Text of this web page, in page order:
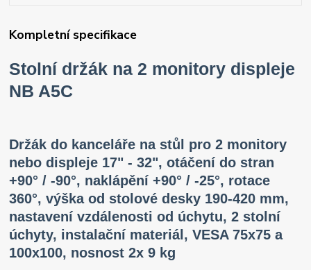
Kompletní specifikace
Stolní držák na 2 monitory displeje
NB A5C
Držák do kanceláře na stůl pro 2 monitory
nebo displeje 17" - 32", otáčení do stran
+90° / -90°, naklápění +90° / -25°, rotace
360°, výška od stolové desky 190-420 mm,
nastavení vzdálenosti od úchytu, 2 stolní
úchyty, instalační materiál, VESA 75x75 a
100x100, nosnost 2x 9 kg